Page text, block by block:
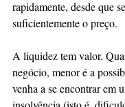
rapidamente, desde que
suficientemente o preço.
A liquidez tem valor.
negócio, menor é a
venha a se encontrar em